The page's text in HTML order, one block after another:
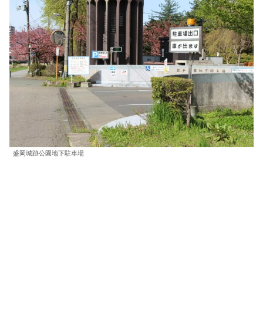
盛岡城跡公園地下駐車場